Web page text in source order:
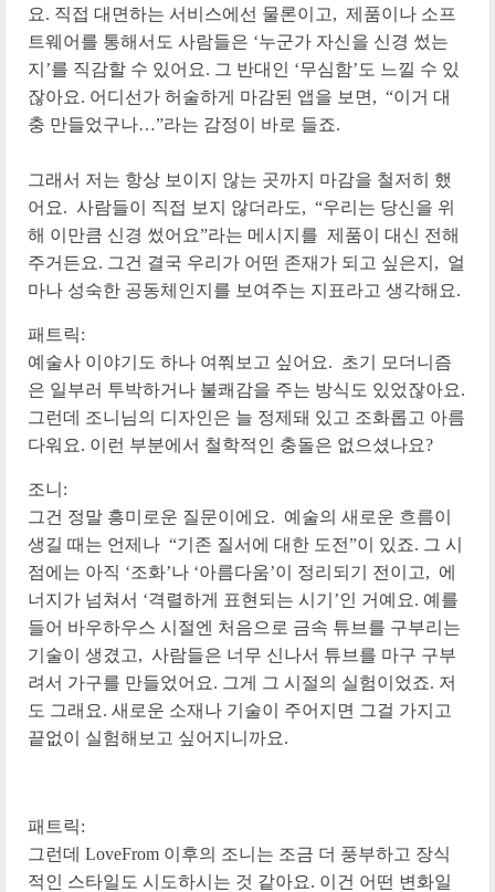
요. 직접 대면하는 서비스에선 물론이고, 제품이나 소프
트웨어를 통해서도 사람들은 ‘누군가 자신을 신경 썼는
지’를 직감할 수 있어요. 그 반대인 ‘무심함’도 느낄 수 있
잖아요. 어디선가 허술하게 마감된 앱을 보면, “이거 대
충 만들었구나…”라는 감정이 바로 들죠.
그래서 저는 항상 보이지 않는 곳까지 마감을 철저히 했
어요. 사람들이 직접 보지 않더라도, “우리는 당신을 위
해 이만큼 신경 썼어요”라는 메시지를 제품이 대신 전해
주거든요. 그건 결국 우리가 어떤 존재가 되고 싶은지, 얼
마나 성숙한 공동체인지를 보여주는 지표라고 생각해요.
패트릭:
예술사 이야기도 하나 여쭤보고 싶어요. 초기 모더니즘
은 일부러 투박하거나 불쾌감을 주는 방식도 있었잖아요.
그런데 조니님의 디자인은 늘 정제돼 있고 조화롭고 아름
다워요. 이런 부분에서 철학적인 충돌은 없으셨나요?
조니:
그건 정말 흥미로운 질문이에요. 예술의 새로운 흐름이
생길 때는 언제나 “기존 질서에 대한 도전”이 있죠. 그 시
점에는 아직 ‘조화’나 ‘아름다움’이 정리되기 전이고, 에
너지가 넘쳐서 ‘격렬하게 표현되는 시기’인 거예요. 예를
들어 바우하우스 시절엔 처음으로 금속 튜브를 구부리는
기술이 생겼고, 사람들은 너무 신나서 튜브를 마구 구부
려서 가구를 만들었어요. 그게 그 시절의 실험이었죠. 저
도 그래요. 새로운 소재나 기술이 주어지면 그걸 가지고
끝없이 실험해보고 싶어지니까요.
패트릭:
그런데 LoveFrom 이후의 조니는 조금 더 풍부하고 장식
적인 스타일도 시도하시는 것 같아요. 이건 어떤 변화일